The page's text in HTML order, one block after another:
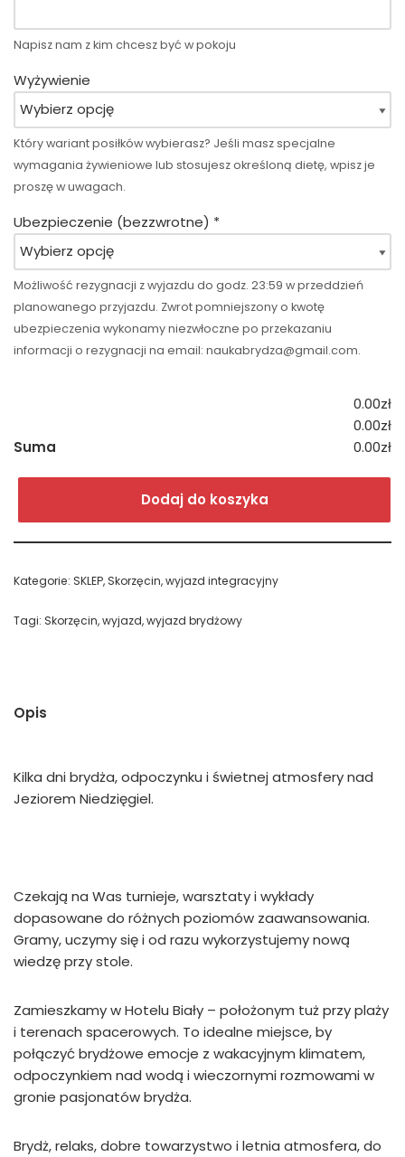
Napisz nam z kim chcesz być w pokoju
Wyżywienie
Który wariant posiłków wybierasz? Jeśli masz specjalne
wymagania żywieniowe lub stosujesz określoną dietę, wpisz je
proszę w uwagach.
Ubezpieczenie (bezzwrotne) *
Możliwość rezygnacji z wyjazdu do godz. 23:59 w przeddzień
planowanego przyjazdu. Zwrot pomniejszony o kwotę
ubezpieczenia wykonamy niezwłoczne po przekazaniu
informacji o rezygnacji na email: naukabrydza@gmail.com.
0.00zł
0.00zł
Suma
0.00zł
Dodaj do koszyka
Kategorie: SKLEP,Skorzęcin,wyjazd integracyjny
Tagi: Skorzęcin,wyjazd,wyjazd brydżowy
Opis
Kilka dni brydża, odpoczynku i świetnej atmosfery nad
Jeziorem Niedzięgiel.
Czekają na Was turnieje, warsztaty i wykłady
dopasowane do różnych poziomów zaawansowania.
Gramy, uczymy się i od razu wykorzystujemy nową
wiedzę przy stole.
Zamieszkamy w Hotelu Biały – położonym tuż przy plaży
i terenach spacerowych. To idealne miejsce, by
połączyć brydżowe emocje z wakacyjnym klimatem,
odpoczynkiem nad wodą i wieczornymi rozmowami w
gronie pasjonatów brydża.
Brydż, relaks, dobre towarzystwo i letnia atmosfera, do